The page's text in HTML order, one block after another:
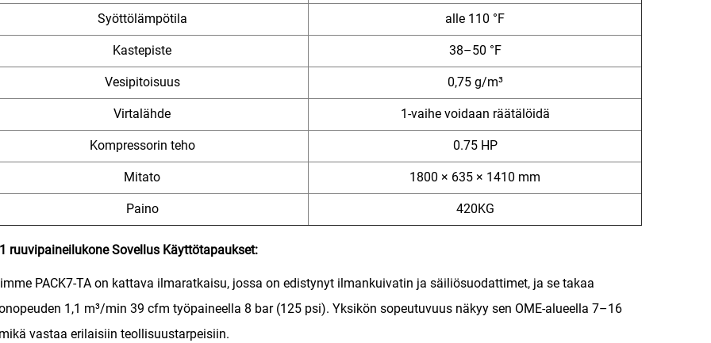
Syöttölämpötila alle 110 °F
Kastepiste 38–50 °F
Vesipitoisuus 0,75 g/m³
Virtalähde 1-vaihe voidaan räätälöidä
Kompressorin teho 0.75 HP
Mitato 1800 × 635 × 1410 mm
Paino 420KG
ruuvipaineilukoneSovellus Käyttötapaukset:
PACK7-TA on kattava ilmaratkaisu, jossa on edistynyt ilmankuivatin ja säiliösuodattimet, ja se takaa
1,1 m³/min 39 cfm työpaineella 8 bar (125 psi). Yksikön sopeutuvuus näkyy sen OME-alueella 7–16
vastaa erilaisiin teollisuustarpeisiin.